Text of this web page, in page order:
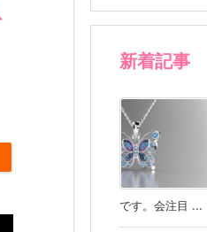
新着記事
です。会注目 ...